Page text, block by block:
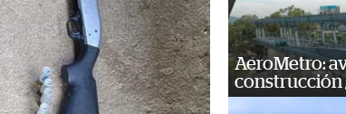
AeroMetro:
construcción